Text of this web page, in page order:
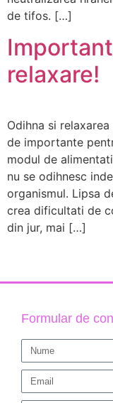
de tifos. […]
relaxare!
Odihna si
de importante
modul de
nu se odihnesc
organismul. Lipsa
crea dificultati de
din jur, mai […]
Formular de